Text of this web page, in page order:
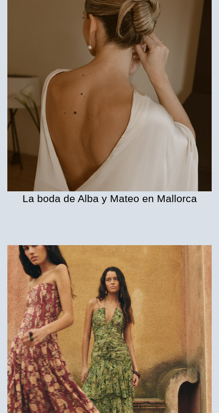
La boda de Alba y Mateo en Mallorca